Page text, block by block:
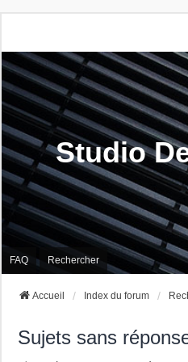
Studio
FAQ Rechercher
Accueil Index du forum
Sujets sans